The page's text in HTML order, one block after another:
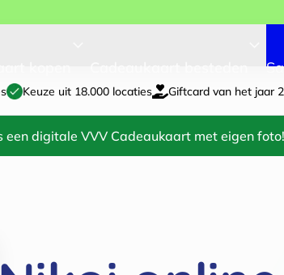
Keuze uit 18.000 locaties Giftcard van het jaar
digitale VVV Cadeaukaart met eigen foto!